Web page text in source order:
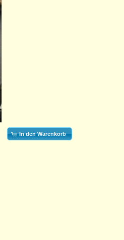
In den Warenkorb